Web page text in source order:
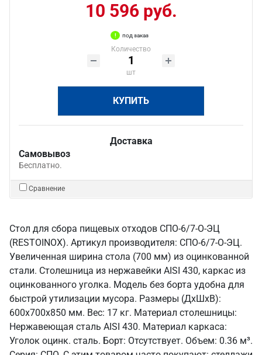
10 596 руб.
под заказ
Количество
шт
КУПИТЬ
Доставка
Самовывоз
Бесплатно.
Сравнение
Стол для сбора пищевых отходов СПО-6/7-О-ЭЦ
(RESTOINOX). Артикул производителя: СПО-6/7-О-ЭЦ.
Увеличенная ширина стола (700 мм) из оцинкованной
стали. Столешница из нержавейки AISI 430, каркас из
оцинкованного уголка. Модель без борта удобна для
быстрой утилизации мусора. Размеры (ДхШхВ):
600x700x850 мм. Вес: 17 кг. Материал столешницы:
Нержавеющая сталь AISI 430. Материал каркаса:
Уголок оцинк. сталь. Борт: Отсутствует. Объем: 0.36 м³.